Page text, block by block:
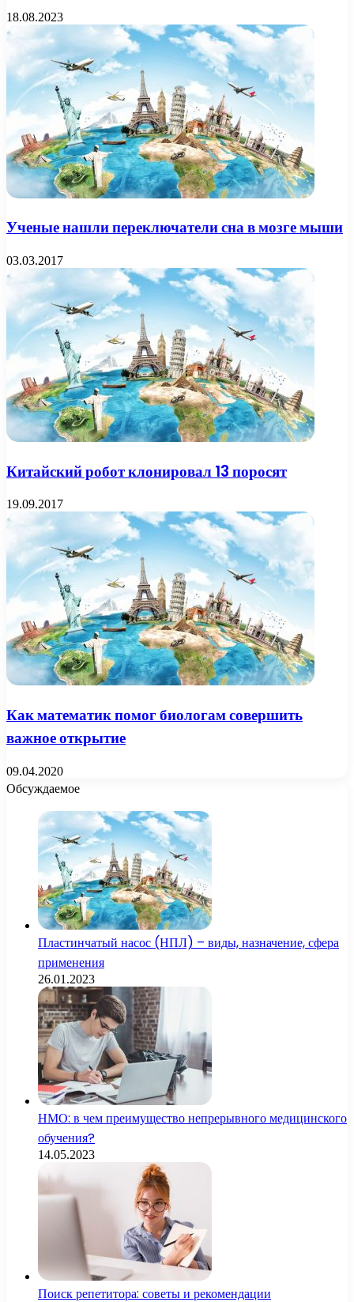
18.08.2023
Ученые нашли переключатели сна в мозге мыши
03.03.2017
Китайский робот клонировал 13 поросят
19.09.2017
Как математик помог биологам совершить
важное открытие
09.04.2020
Обсуждаемое
Пластинчатый насос (НПЛ) – виды, назначение, сфера
применения
26.01.2023
НМО: в чем преимущество непрерывного медицинского
обучения?
14.05.2023
Поиск репетитора: советы и рекомендации